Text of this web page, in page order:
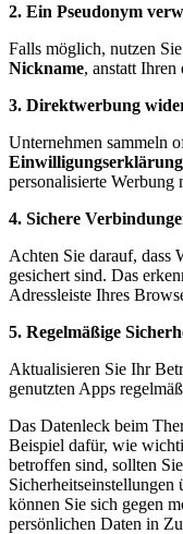
2. Ein Pseudonym
Falls möglich, nutzen
Nickname, anstatt Ihren
3. Direktwerbung
Unternehmen sammeln
personalisierte Werbung
4. Sichere
Achten Sie darauf, dass
gesichert sind. Das
Adressleiste Ihres
5. Regelmäßige
Aktualisieren Sie Ihr
genutzten Apps
Das Datenleck beim
Beispiel dafür, wie
betroffen sind, sollten
können Sie sich gegen
persönlichen Daten in